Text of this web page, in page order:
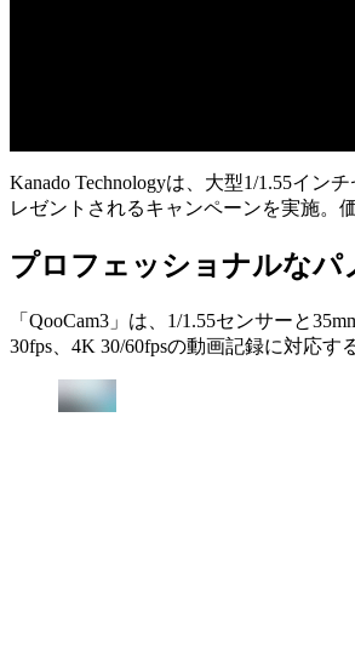
Kanado Technologyは、大型1/1.55イン
レゼントされるキャンペーンを実施。
プロフェッショナルなパ
「QooCam3」は、1/1.55センサーと
30fps、4K 30/60fpsの動画記録に対応す